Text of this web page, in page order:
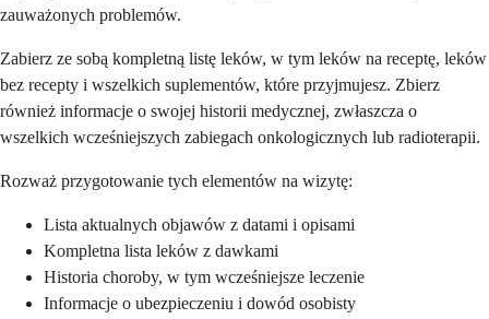
zauważonych problemów.
Zabierz ze sobą kompletną listę leków, w tym leków na receptę, leków
bez recepty i wszelkich suplementów, które przyjmujesz. Zbierz
również informacje o swojej historii medycznej, zwłaszcza o
wszelkich wcześniejszych zabiegach onkologicznych lub radioterapii.
Rozważ przygotowanie tych elementów na wizytę:
Lista aktualnych objawów z datami i opisami
Kompletna lista leków z dawkami
Historia choroby, w tym wcześniejsze leczenie
Informacje o ubezpieczeniu i dowód osobisty